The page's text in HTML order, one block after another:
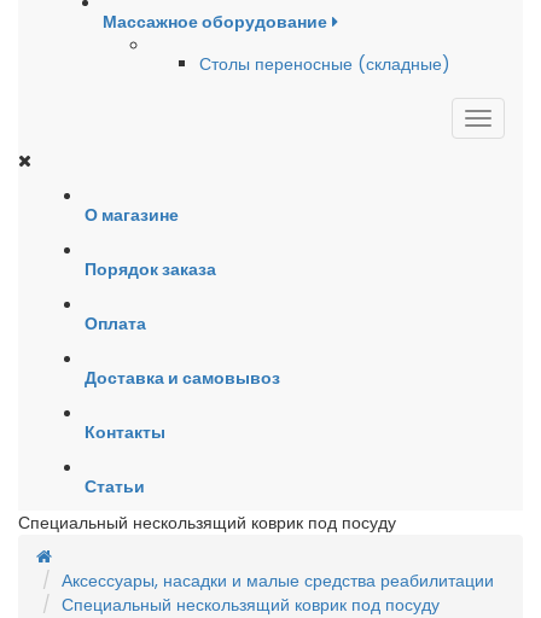
Массажное оборудование
Столы переносные (складные)
О магазине
Порядок заказа
Оплата
Доставка и самовывоз
Контакты
Статьи
Специальный нескользящий коврик под посуду
Аксессуары, насадки и малые средства реабилитации
Специальный нескользящий коврик под посуду